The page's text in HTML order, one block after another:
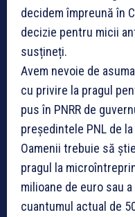
decidem împreună în
decizie pentru micii
susțineți.
Avem nevoie de
cu privire la pragul
pus în PNRR de
președintele PNL de
Oamenii trebuie să
pragul la
milioane de euro sau
cuantumul actual de